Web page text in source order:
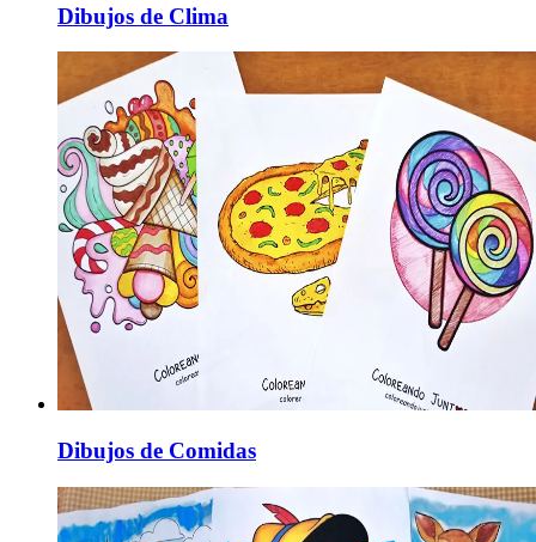
Dibujos de Clima
Dibujos de Comidas